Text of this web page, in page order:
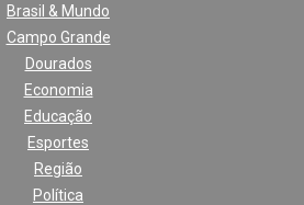
Brasil & Mundo
Campo Grande
Dourados
Economia
Educação
Esportes
Região
Política